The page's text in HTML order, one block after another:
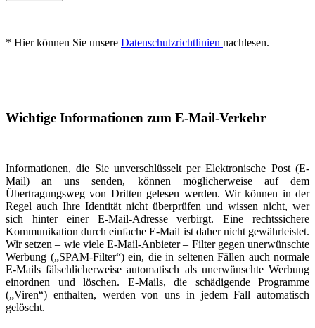
* Hier können Sie unsere Datenschutzrichtlinien nachlesen.
Wichtige Informationen zum E-Mail-Verkehr
Informationen, die Sie unverschlüsselt per Elektronische Post (E-
Mail) an uns senden, können möglicherweise auf dem
Übertragungsweg von Dritten gelesen werden. Wir können in der
Regel auch Ihre Identität nicht überprüfen und wissen nicht, wer
sich hinter einer E-Mail-Adresse verbirgt. Eine rechtssichere
Kommunikation durch einfache E-Mail ist daher nicht gewährleistet.
Wir setzen – wie viele E-Mail-Anbieter – Filter gegen unerwünschte
Werbung („SPAM-Filter“) ein, die in seltenen Fällen auch normale
E-Mails fälschlicherweise automatisch als unerwünschte Werbung
einordnen und löschen. E-Mails, die schädigende Programme
(„Viren“) enthalten, werden von uns in jedem Fall automatisch
gelöscht.